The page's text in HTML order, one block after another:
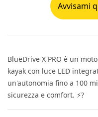
Avvisami
BlueDrive X PRO è un
kayak con luce LED
un'autonomia fino a 100
sicurezza e comfort. ⚡?